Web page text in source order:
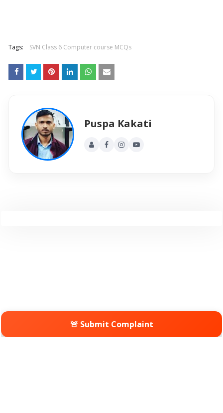
Tags: SVN Class 6 Computer course MCQs
Puspa Kakati
🚨 Submit Complaint